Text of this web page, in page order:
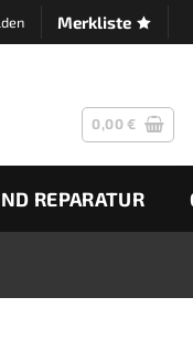
Merkliste
0,00€
REPARATUR